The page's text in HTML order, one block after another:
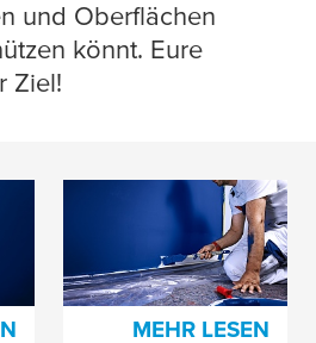
und Oberflächen
könnt. Eure
Ziel!
Großflächiges
Abdecken im
Innenbereich
MEHR LESEN